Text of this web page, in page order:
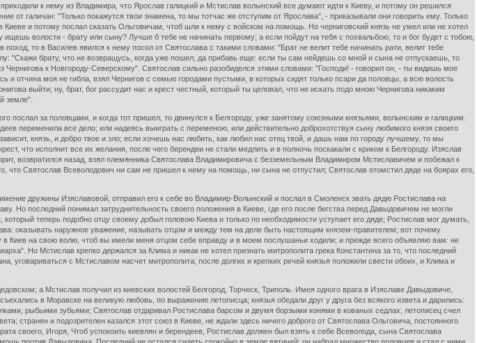
к нему из Владимира, что Ярослав галицкий и Мстислав волынский все думают идти к Киеву, и потому он решился
от галичан: "Только покажутся твои знамена, то мы тотчас же отступим от Ярослава", - приказывали они говорить ему. Только
и потому послал сказать Ольговичам, чтоб шли к нему с войском на помощь. Но черниговский князь не умел или не хотел
волости - брату или сыну? Лучше б тебе не начинать первому; а если пойдут на тебя с похвальбою, то и бог будет с тобою,
то в Василев явился к нему посол от Святослава с такими словами: "Брат не велит тебе начинать рати, велит тебе
"Скажи брату, что не возвращусь, когда уже пошел, да прибавь еще: если ты сам нейдешь со мной и сына не отпускаешь, то
Чернигова к Новгороду-Северскому". Святослав сильно разобиделся этими словами: "Господи! - говорил он, - ты видишь мое
и отчина моя не гибла, взял Чернигов с семью городами пустыми, в которых сидят только псари да половцы, а всю волость
выйти; ну, брат, бог рассудит нас и крест честный, который ты целовал, что не искать подо мною Чернигова никаким
земле".
послал за половцами, и когда тот пришел, то двинулся к Белгороду, уже занятому союзными князьями, волынским и галицким.
переменила все дело; или надеясь выиграть с переменою, или действительно доброхотствуя сыну любимого князя своего
князь, и добро твое и зло; если хочешь нас любить, как любил нас отец твой, и дашь нам по городу лучшему, то мы
что исполнит все их желания, после чего берендеи не стали медлить и в полночь поскакали с криком к Белгороду. Изяслав
возвратился назад, взял племянника Святослава Владимировича с безземельным Владимиром Мстиславичем и побежал к
Святослав Всеволодович ни сам не пришел к нему на помощь, ни сына не отпустил; Святослав отомстил дяде на боярах его,
дружины Изяславовой, отправил его к себе во Владимир-Волынский и послал в Смоленск звать дядю Ростислава на
Но последний понимал затруднительность своего положения в Киеве, где его после бегства перед Давыдовичем не могли
теперь подобно отцу своему добыл головою Киева и только по необходимости уступает его дяде; Ростислав мог думать,
оказывать наружное уважение, называть отцом и между тем на деле быть настоящим князем-правителем; вот почему
Киев на свою волю, чтоб вы имели меня отцом себе вправду и в моем послушаньи ходили; и прежде всего объявляю вам: не
Но Мстислав крепко держался за Клима и никак не хотел признать митрополита грека Константина за то, что последний
уговариваться с Мстиславом насчет митрополита; после долгих и крепких речей князья положили свести обоих, и Клима и
а Мстислав получил из киевских волостей Белгород, Торческ, Триполь. Имея одного врага в Изяславе Давыдовиче,
в Моравске на великую любовь, по выражению летописца; князья обедали друг у друга без всякого извета и дарились:
рыбьими зубьями; Святослав отдаривал Ростислава барсом и двумя борзыми конями в кованых седлах; летописец счел
странен и подозрителен казался этот союз в Киеве, не ждали здесь ничего доброго от Святослава Ольговича, постоянного
своего, Игоря, Чтоб успокоить киевлян и берендеев, Ростислав должен был взять к себе Всеволода, сына Святослава